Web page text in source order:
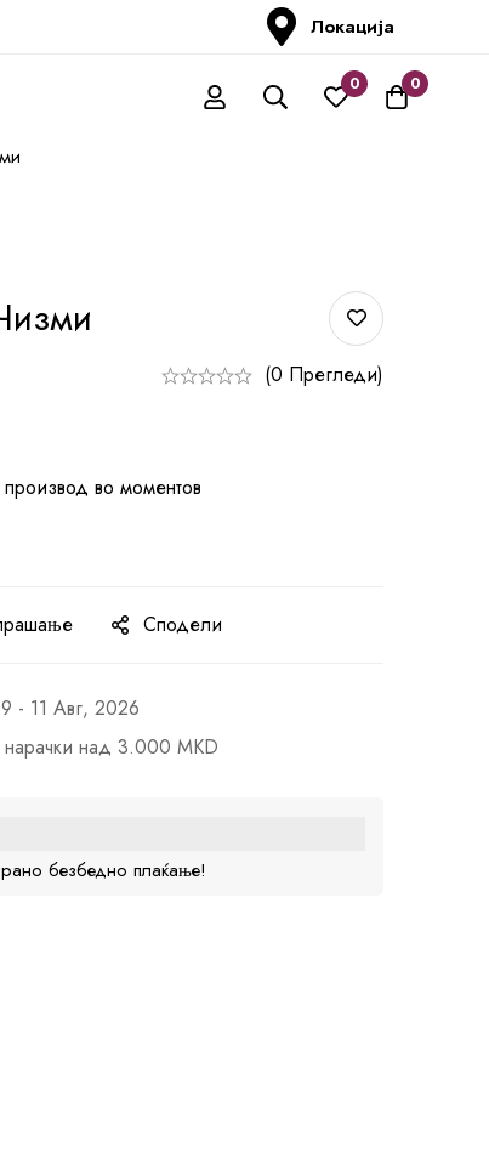
Локација
0 0
(0 Прегледи)
производ во моментов
Сподели
- 11 Авг, 2026
нарачки над 3.000 MKD
безбедно плаќање!